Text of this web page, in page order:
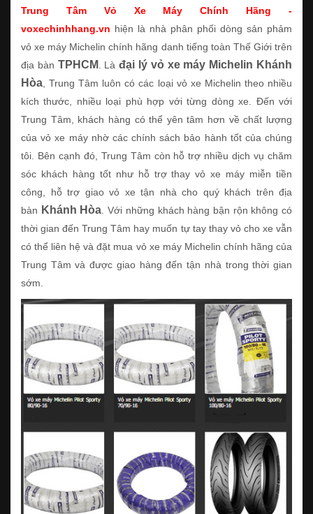
Trung Tâm Vỏ Xe Máy Chính Hãng -
voxechinhhang.vn hiện là nhà phân phối dòng sản phảm
vỏ xe máy Michelin chính hãng danh tiếng toàn Thế Giới trên
địa bàn TPHCM . Làđại lý vỏ xe máy Michelin Khánh
Hòa , Trung Tâm luôn có các loại vỏ xe Michelin theo nhiều
kích thước, nhiều loại phù hợp với từng dòng xe. Đến với
Trung Tâm, khách hàng có thể yên tâm hơn về chất lượng
của vỏ xe máy nhờ các chính sách bảo hành tốt của chúng
tôi. Bên cạnh đó, Trung Tâm còn hỗ trợ nhiều dịch vụ chăm
sóc khách hàng tốt như hỗ trợ thay vỏ xe máy miễn tiền
công, hỗ trợ giao vỏ xe tận nhà cho quý khách trên địa
bàn Khánh Hòa . Với những khách hàng bận rộn không có
thời gian đến Trung Tâm hay muốn tự tay thay vỏ cho xe vẫn
có thể liên hệ và đặt mua vỏ xe máy Michelin chính hãng của
Trung Tâm và được giao hàng đến tận nhà trong thời gian
sớm.